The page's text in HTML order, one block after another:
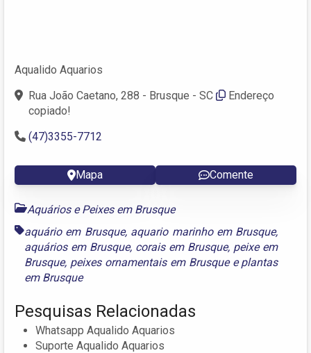
Aqualido Aquarios
Rua João Caetano, 288 - Brusque - SC
Endereço
copiado!
(47)3355-7712
Mapa Comente
Aquários e Peixes em Brusque
aquário em Brusque, aquario marinho em Brusque,
aquários em Brusque, corais em Brusque, peixe em
Brusque, peixes ornamentais em Brusqueeplantas
em Brusque
Pesquisas Relacionadas
Whatsapp Aqualido Aquarios
Suporte Aqualido Aquarios